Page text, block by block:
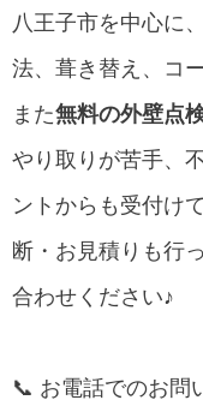
八王子市を中心に
法、葺き替え、コ
また無料の外壁点
やり取りが苦手、
ントからも受付け
断・お見積りも行
合わせください♪
📞 お電話でのお問